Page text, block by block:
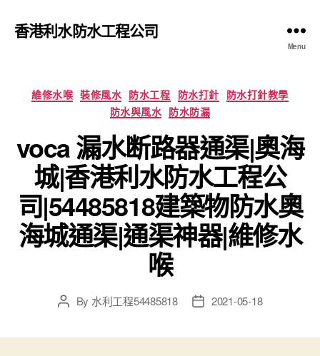
香港利水防水工程公司
Menu
Categories
維修水喉 裝修風水 防水工程 防水打針 防水打針教學
防水與風水 防水防漏
voca 漏水断路器通渠|奧海
城|香港利水防水工程公
司|54485818建築物防水奧
海城通渠|通渠神器|維修水
喉
PostBy 水利工程54485818
Post2021-05-18